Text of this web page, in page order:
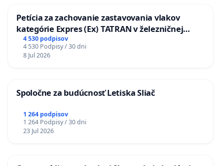
Petícia za zachovanie zastavovania vlakov
kategórie Expres (Ex) TATRAN v železničnej
stanici Púchov
4 530 podpisov
4 530 Podpisy / 30 dni
8 Jul 2026
Spoločne za budúcnosť Letiska Sliač
1 264 podpisov
1 264 Podpisy / 30 dni
23 Jul 2026